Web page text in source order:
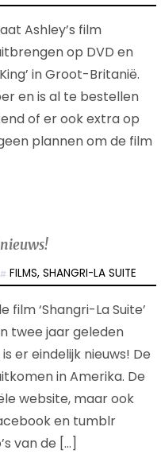
Ashley’s film
op DVD en
in Groot-Britanië.
en is al te bestellen
of er ook extra op
plannen om de film
FILMS,SHANGRI-LA SUITE
film ‘Shangri-La Suite’
twee jaar geleden
er eindelijk nieuws! De
in Amerika. De
website, maar ook
en tumblr
van de […]